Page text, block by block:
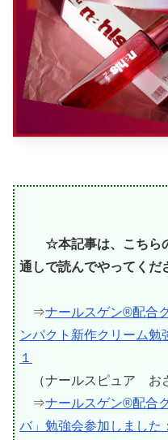
☆本記事は、こちら
通しで読んでやってくだ
⇒ナールスゲン®配合
ンパクト新作クリーム勉
１
（ナールスピュア お
⇒ナールスゲン®配合
バ」勉強会参加しました